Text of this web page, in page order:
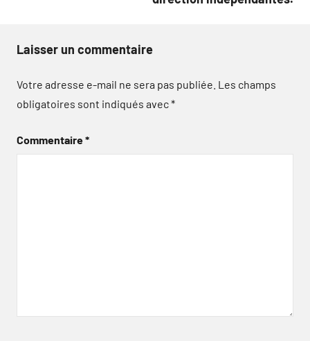
Laisser un commentaire
Votre adresse e-mail ne sera pas publiée. Les champs
obligatoires sont indiqués avec*
Commentaire*